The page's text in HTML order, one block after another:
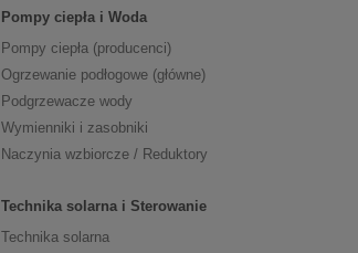
Pompy ciepła i Woda
Pompy ciepła (producenci)
Ogrzewanie podłogowe (główne)
Podgrzewacze wody
Wymienniki i zasobniki
Naczynia wzbiorcze / Reduktory
Technika solarna i Sterowanie
Technika solarna